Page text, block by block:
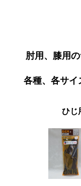
肘用、膝用
各種、各サイ
ひじ